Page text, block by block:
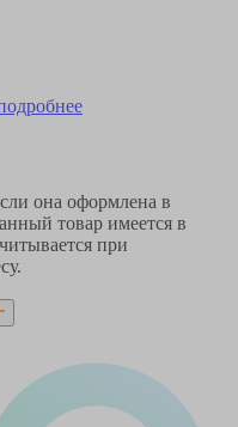
она оформлена в
товар имеется в
при